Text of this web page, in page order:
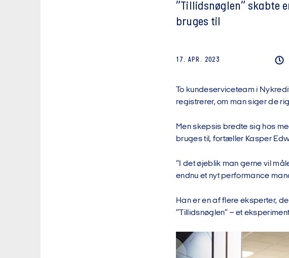
”Tillidsnøglen” skabte
bruges til
17. APR. 2023
To kundeserviceteam i
registrerer, om man siger de
Men skepsis bredte sig hos
bruges til, fortæller Kasper
“I det øjeblik man gerne vil
endnu et nyt performance
Han er en af flere eksperter,
”Tillidsnøglen” – et